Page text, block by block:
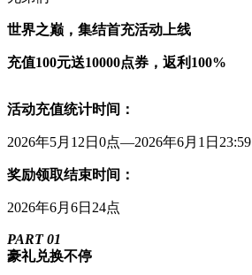
世界之巅，集结首充活动上线
充值100元送10000点券，返利100%
活动充值统计时间：
2026年5月12日0点—2026年6月1日23:59
奖励领取结束时间：
2026年6月6日24点
PART 01
豪礼兑换不停